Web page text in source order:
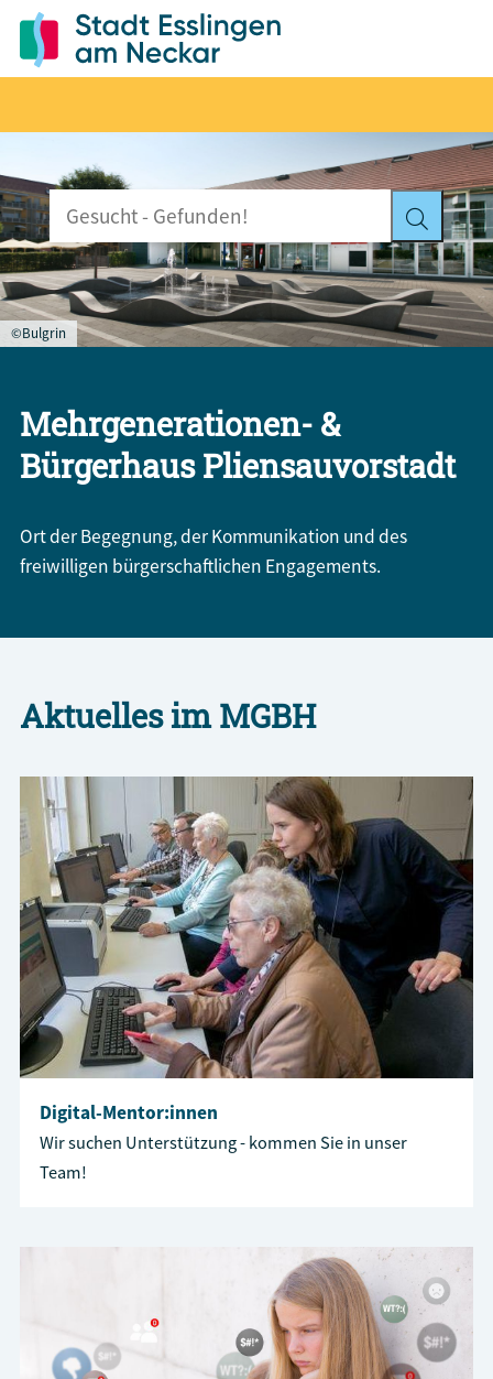
©Bulgrin
Mehrgenerationen- &
Bürgerhaus Pliensauvorstadt
Ort der Begegnung, der Kommunikation und des
freiwilligen bürgerschaftlichen Engagements.
Aktuelles im MGBH
Digital-Mentor:innen
Wir suchen Unterstützung - kommen Sie in unser
Team!